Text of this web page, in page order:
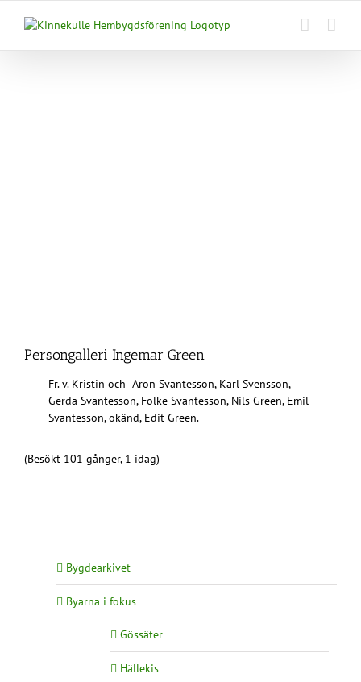
Persongalleri Ingemar Green
Fr. v. Kristin och Aron Svantesson, Karl Svensson,
Gerda Svantesson, Folke Svantesson, Nils Green, Emil
Svantesson, okänd, Edit Green.
(Besökt 101 gånger, 1 idag)
Bygdearkivet
Byarna i fokus
Gössäter
Hällekis